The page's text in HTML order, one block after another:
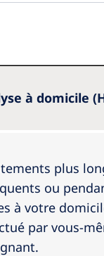
A propos de
à domicile
plus
ou
à votre
par vous-